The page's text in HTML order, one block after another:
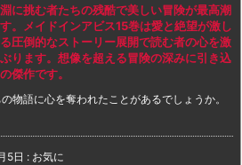
に挑む者たちの残酷で美しい冒険が最高潮
。メイドインアビス15巻は愛と絶望が激し
圧倒的なストーリー展開で読む者の心を激
ります。想像を超える冒険の深みに引き込
傑作です。
物語に心を奪われたことがあるでしょうか。
5日 : お気に